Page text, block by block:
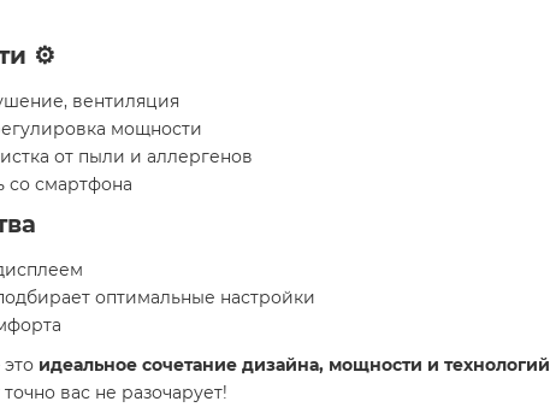
⚙️
вентиляция
мощности
от пыли и аллергенов
со смартфона
оптимальные настройки
идеальное сочетание дизайна, мощности и технологий
вас не разочарует!